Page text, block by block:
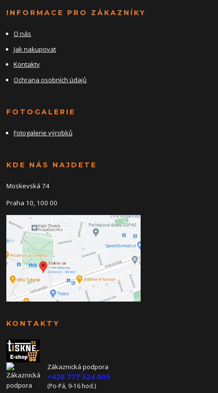
INFORMACE PRO ZÁKAZNÍKY
O nás
Jak nakupovat
Kontakty
Ochrana osobních údajů
FOTOGALERIE
Fotogalerie výrobků
KDE NÁS NAJDETE
Moskevská 74
Praha 10, 100 00
KONTAKTY
Zákaznická podpora
+420 777 524 005
(Po-Pá, 9-16 hod.)